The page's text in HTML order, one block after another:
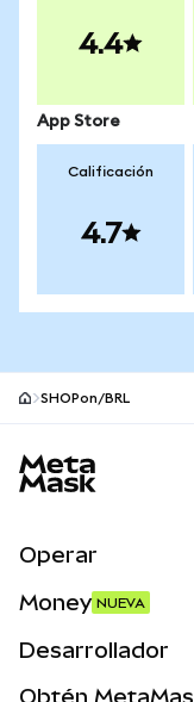
4.4
App Store
Calificación
4.7
SHOPon/BRL
Operar
Money NUEVA
Desarrollador
Obtén